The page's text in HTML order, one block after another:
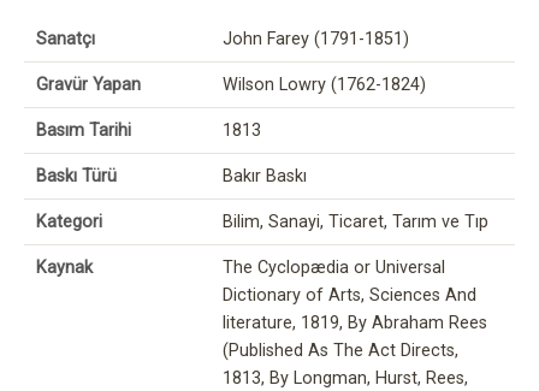
Sanatçı John Farey (1791-1851)
Gravür Yapan Wilson Lowry (1762-1824)
Basım Tarihi 1813
Baskı Türü Bakır Baskı
Kategori Bilim, Sanayi, Ticaret, Tarım ve Tıp
Kaynak
The Cyclopædia or Universal
Dictionary of Arts, Sciences And
literature, 1819, By Abraham Rees
(Published As The Act Directs,
1813, By Longman, Hurst, Rees,